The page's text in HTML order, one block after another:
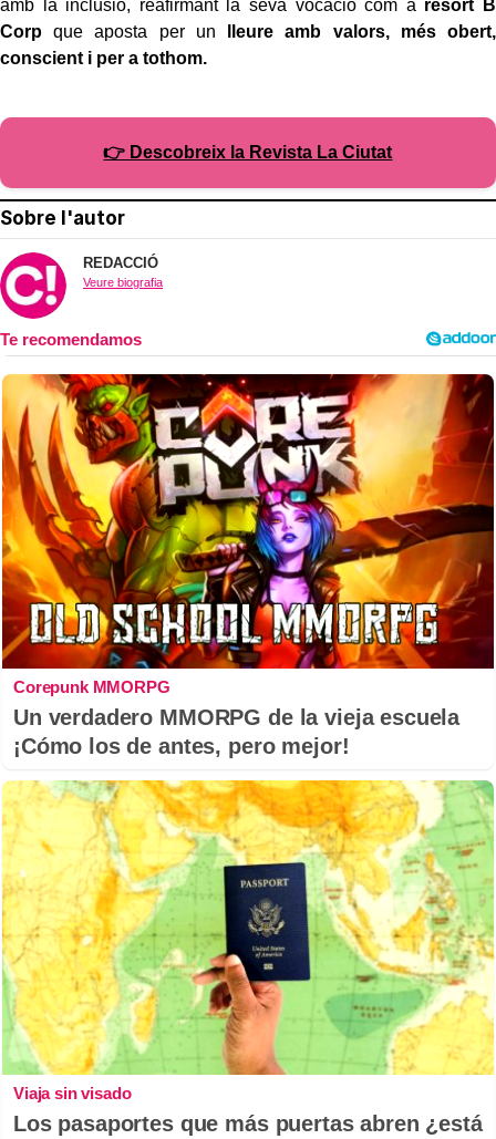
amb la inclusió, reafirmant la seva vocació com a resort B
Corp que aposta per un
lleure amb valors, més obert,
conscient i per a tothom.
👉 Descobreix la Revista La Ciutat
Sobre l'autor
REDACCIÓ
Veure biografia
Corepunk MMORPG
Un verdadero MMORPG de la vieja escuela
¡Cómo los de antes, pero mejor!
Viaja sin visado
Los pasaportes que más puertas abren ¿está